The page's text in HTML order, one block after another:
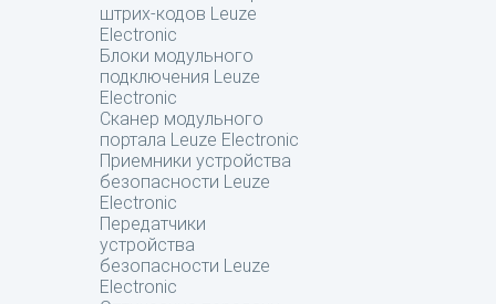
штрих-кодов Leuze
Electronic
Блоки модульного
подключения Leuze
Electronic
Сканер модульного
портала Leuze Electronic
Приемники устройства
безопасности Leuze
Electronic
Передатчики
устройства
безопасности Leuze
Electronic